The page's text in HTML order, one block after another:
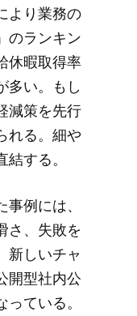
より業務の
のランキン
休暇取得率
多い。もし
減策を先行
れる。細や
する。
例には、
さ、失敗を
新しいチャ
開型社内公
ている。